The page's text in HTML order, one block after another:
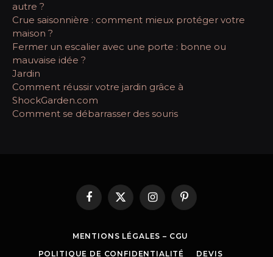
autre ?
Crue saisonnière : comment mieux protéger votre
maison ?
Fermer un escalier avec une porte : bonne ou
mauvaise idée ?
Jardin
Comment réussir votre jardin grâce à
ShockGarden.com
Comment se débarrasser des souris
Facebook
X
InstagramPinterest
MENTIONS LÉGALES – CGU
POLITIQUE DE CONFIDENTIALITÉ
DEVIS